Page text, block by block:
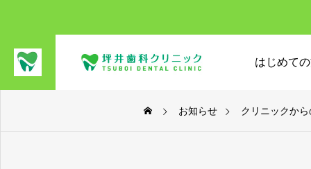
はじめて
お知らせ クリニックか